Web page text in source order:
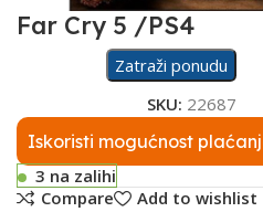
Far Cry 5 /PS4
Zatraži ponudu
SKU: 22687
Iskoristi mogućnost
3 na zalihi
Compare
Add to wishlist